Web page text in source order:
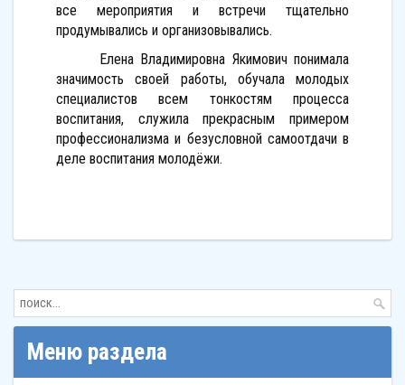
все мероприятия и встречи тщательно
продумывались и организовывались.
Елена Владимировна Якимович понимала
значимость своей работы, обучала молодых
специалистов всем тонкостям процесса
воспитания, служила прекрасным примером
профессионализма и безусловной самоотдачи в
деле воспитания молодёжи.
Меню раздела